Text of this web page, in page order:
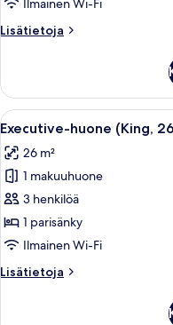
Lisätietoja
Lisätietoja
(King,
34.3
sqm)
Avaa
kaikki
huonetyypin
Executive-
huone
(King,
26
kuvat
28
Executive-huone (King,
26 m²
1 makuuhuone
3 henkilöä
1 parisänky
Ilmainen Wi-Fi
Lisätietoja
Lisätietoja